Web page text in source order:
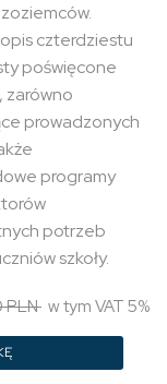
czterdziestu
poświęcone
zarówno
prowadzonych
programy
potrzeb
szkoły.
PLN w tym VAT 5%